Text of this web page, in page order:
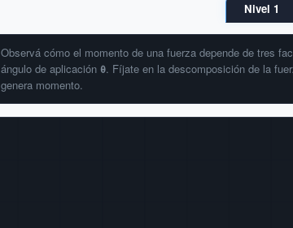
Nivel 1
Observá cómo el momento de una fuerza depende de tres
ángulo de aplicación θ. Fíjate en la descomposición de la
genera momento.